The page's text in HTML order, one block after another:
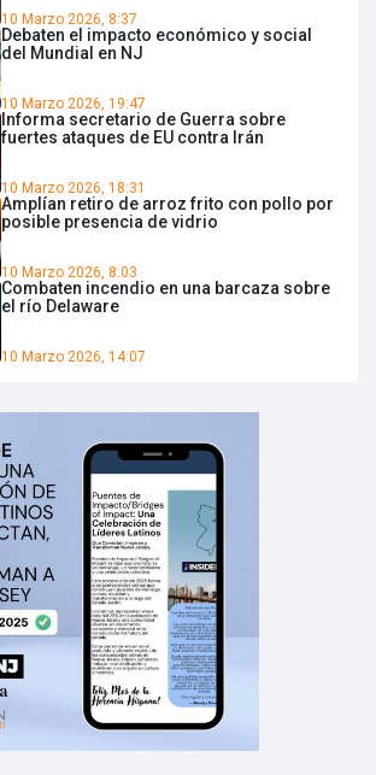
10 Marzo 2026, 8:37
Debaten el impacto económico y social
del Mundial en NJ
10 Marzo 2026, 19:47
Informa secretario de Guerra sobre
fuertes ataques de EU contra Irán
10 Marzo 2026, 18:31
Amplían retiro de arroz frito con pollo por
posible presencia de vidrio
10 Marzo 2026, 8:03
Combaten incendio en una barcaza sobre
el río Delaware
10 Marzo 2026, 14:07